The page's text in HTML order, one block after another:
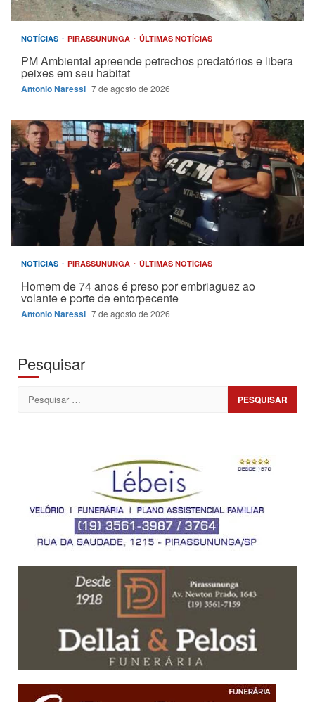
NOTÍCIAS PIRASSUNUNGA ÚLTIMAS NOTÍCIAS
PM Ambiental apreende petrechos predatórios e libera
peixes em seu habitat
Antonio Naressi 7 de agosto de 2026
NOTÍCIAS PIRASSUNUNGA ÚLTIMAS NOTÍCIAS
Homem de 74 anos é preso por embriaguez ao
volante e porte de entorpecente
Antonio Naressi 7 de agosto de 2026
Pesquisar
Pesquisar